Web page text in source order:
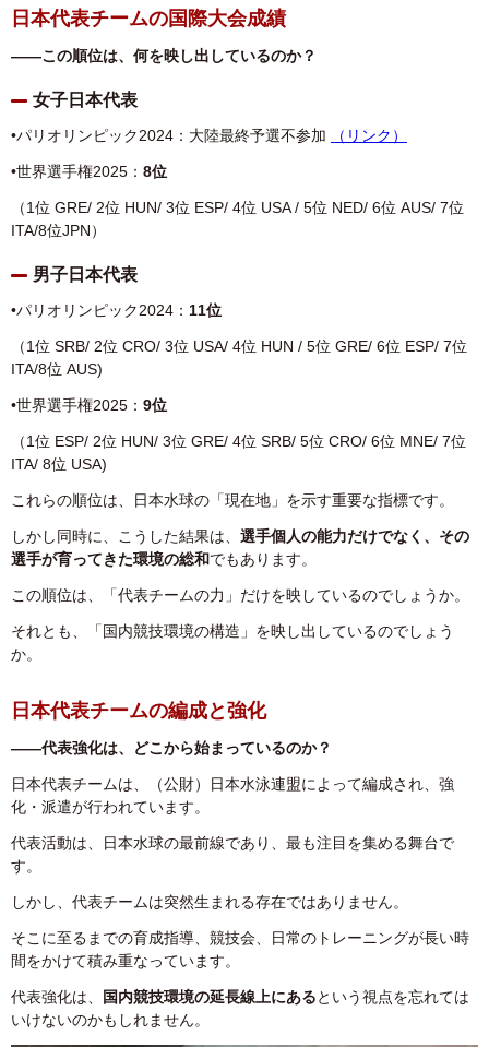
日本代表チームの国際大会成績
――この順位は、何を映し出しているのか？
女子日本代表
•パリオリンピック2024：大陸最終予選不参加 （リンク）
•世界選手権2025： 8位
（1位 GRE/ 2位 HUN/ 3位 ESP/ 4位 USA / 5位 NED/ 6位 AUS/ 7位
ITA/8位JPN）
男子日本代表
•パリオリンピック2024： 11位
（1位 SRB/ 2位 CRO/ 3位 USA/ 4位 HUN / 5位 GRE/ 6位 ESP/ 7位
ITA/8位 AUS)
•世界選手権2025： 9位
（1位 ESP/ 2位 HUN/ 3位 GRE/ 4位 SRB/ 5位 CRO/ 6位 MNE/ 7位
ITA/ 8位 USA)
これらの順位は、日本水球の「現在地」を示す重要な指標です。
しかし同時に、こうした結果は、 選手個人の能力だけでなく、 その
選手が育ってきた環境の総和でもあります。
この順位は、「代表チームの力」だけを映しているのでしょうか。
それとも、「国内競技環境の構造」を映し出しているのでしょう
か。
日本代表チームの編成と強化
――代表強化は、どこから始まっているのか？
日本代表チームは、（公財）日本水泳連盟によって編成され、強
化・派遣が行われています。
代表活動は、日本水球の最前線であり、最も注目を集める舞台で
す。
しかし、代表チームは突然生まれる存在ではありません。
そこに至るまでの育成指導、競技会、日常のトレーニングが長い時
間をかけて積み重なっています。
代表強化は、 国内競技環境の延長線上にあるという視点を忘れては
いけないのかもしれません。